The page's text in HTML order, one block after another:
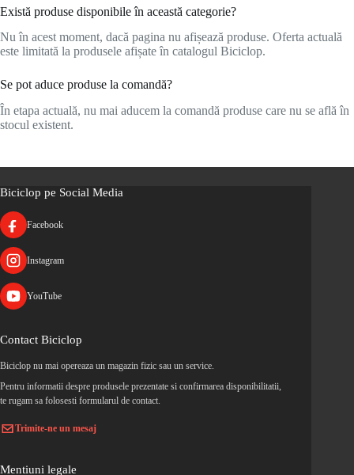
Există produse disponibile în această categorie?
Nu în acest moment, dacă pagina nu afișează produse. Oferta actuală
este limitată la produsele afișate în catalogul Biciclop.
Se pot aduce produse la comandă?
În etapa actuală, nu mai aducem la comandă produse care nu se află în
stocul existent.
Biciclop pe Social Media
Facebook
Instagram
YouTube
Contact Biciclop
Biciclop nu mai opereaza un magazin fizic sau un service.
Pentru informatii despre produsele prezentate si confirmarea disponibilitatii,
te rugam sa folosesti formularul de contact.
Trimite-ne un mesaj
Mentiuni legale